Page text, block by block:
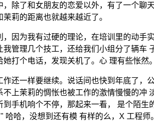
，除了和女朋友的恋爱以外，有了一个聊
莉的距离也就越来越近了。
，因为我有过硬的理论，在培训里的动手
我管理几个技工，还给我们小组分了辆
打个电话，发现关机了。心 理有些怅然。
作还一样要继续。说话间也快到年底了，
不上茉莉的惆怅也被工作的激情慢慢的冲
到手机响个不停，那起来一看， 是个陌
哈哈，没想到还有模 有样的么，X 工程